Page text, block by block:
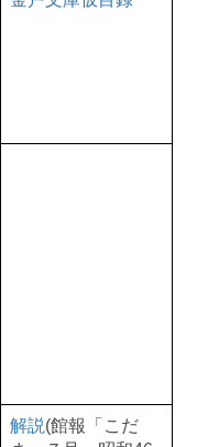
解説(館報「こだ